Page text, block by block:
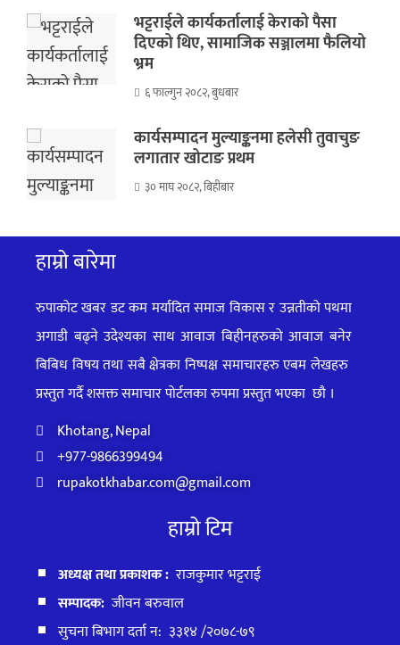
भट्टराईले कार्यकर्तालाई केराको पैसा
दिएको थिए, सामाजिक सञ्जालमा फैलियो
भ्रम
६ फाल्गुन २०८२, बुधबार
कार्यसम्पादन मुल्याङ्कनमा हलेसी तुवाचुङ
लगातार खोटाङ प्रथम
३० माघ २०८२, बिहीबार
हाम्रो बारेमा
रुपाकोट खबर डट कम मर्यादित समाज विकास र उन्नतीको पथमा
अगाडी बढ्ने उदेश्यका साथ आवाज बिहीनहरुको आवाज बनेर
बिबिध विषय तथा सबै क्षेत्रका निष्पक्ष समाचारहरु एबम लेखहरु
प्रस्तुत गर्दै शसक्त समाचार पोर्टलका रुपमा प्रस्तुतभएका छौ ।
Khotang, Nepal
+977-9866399494
rupakotkhabar.com@gmail.com
हाम्रो टिम
अध्यक्ष तथा प्रकाशक : राजकुमार भट्टराई
सम्पादक:जीवन बरुवाल
सुचना बिभाग दर्ता न: ३३१४ /२०७८-७९